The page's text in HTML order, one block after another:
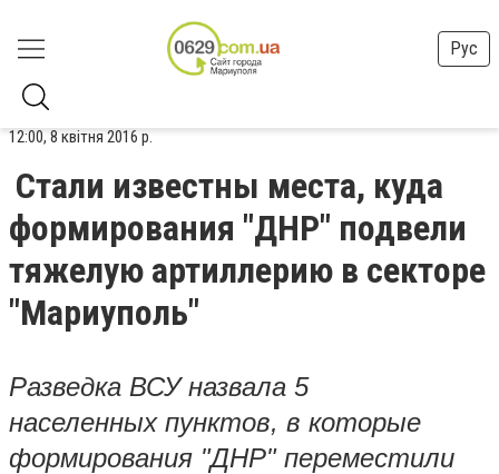
Рус
12:00, 8 квітня 2016 р.
Стали известны места, куда
формирования "ДНР" подвели
тяжелую артиллерию в секторе
"Мариуполь"
Разведка ВСУ назвала 5
населенных пунктов, в которые
формирования "ДНР" переместили